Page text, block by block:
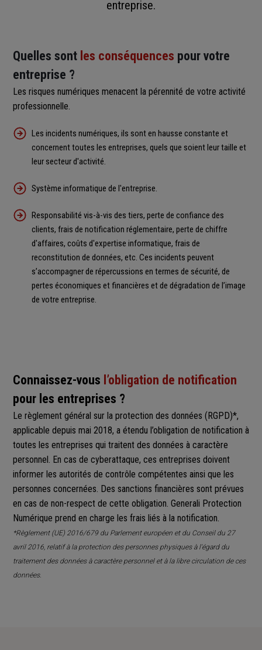
entreprise.
Quelles sont les conséquences pour votre
entreprise ?
Les risques numériques menacent la pérennité de votre activité
professionnelle.
Les incidents numériques, ils sont en hausse constante et
concernent toutes les entreprises, quels que soient leur taille et
leur secteur d'activité.
Système informatique de l'entreprise.
Responsabilité vis-à-vis des tiers, perte de confiance des
clients, frais de notification réglementaire, perte de chiffre
d'affaires, coûts d'expertise informatique, frais de
reconstitution de données, etc. Ces incidents peuvent
s’accompagner de répercussions en termes de sécurité, de
pertes économiques et financières et de dégradation de l’image
de votre entreprise.
Connaissez-vous l’obligation de notification
pour les entreprises ?
Le règlement général sur la protection des données (RGPD)*,
applicable depuis mai 2018, a étendu l’obligation de notification à
toutes les entreprises qui traitent des données à caractère
personnel. En cas de cyberattaque, ces entreprises doivent
informer les autorités de contrôle compétentes ainsi que les
personnes concernées. Des sanctions financières sont prévues
en cas de non-respect de cette obligation. Generali Protection
Numérique prend en charge les frais liés à la notification.
*Règlement (UE) 2016/679 du Parlement européen et du Conseil du 27
avril 2016, relatif à la protection des personnes physiques à l'égard du
traitement des données à caractère personnel et à la libre circulation de ces
données.